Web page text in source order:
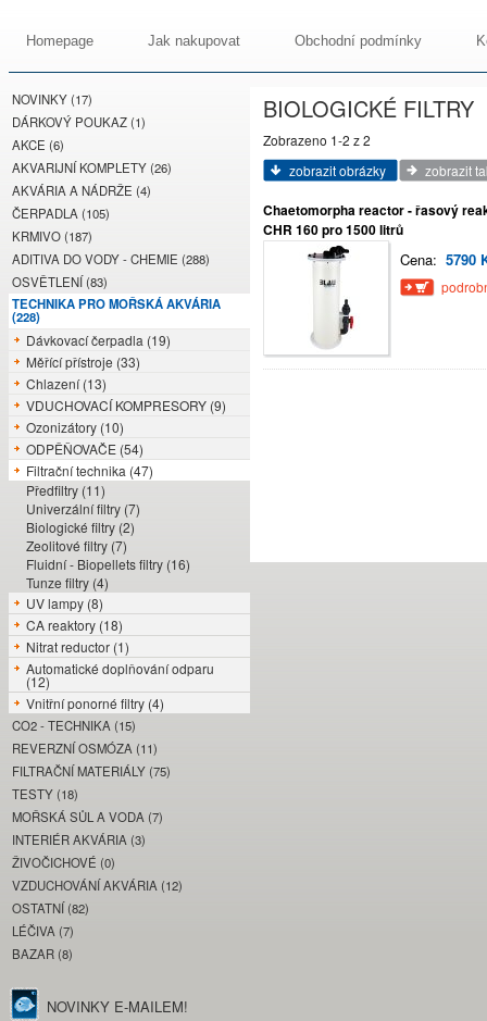
Homepage Jak nakupovat Obchodní podmínky
NOVINKY (17)
DÁRKOVÝ POUKAZ (1)
AKCE (6)
AKVARIJNÍ KOMPLETY (26)
AKVÁRIA A NÁDRŽE (4)
ČERPADLA (105)
KRMIVO (187)
ADITIVA DO VODY - CHEMIE (288)
OSVĚTLENÍ (83)
TECHNIKA PRO MOŘSKÁ AKVÁRIA
(228)
Dávkovací čerpadla (19)
Měřící přístroje (33)
Chlazení (13)
VDUCHOVACÍ KOMPRESORY (9)
Ozonizátory (10)
ODPĚŇOVAČE (54)
Filtrační technika (47)
Předfiltry (11)
Univerzální filtry (7)
Biologické filtry (2)
Zeolitové filtry (7)
Fluidní - Biopellets filtry (16)
Tunze filtry (4)
UV lampy (8)
CA reaktory (18)
Nitrat reductor (1)
Automatické doplňování odparu
(12)
Vnitřní ponorné filtry (4)
CO2 - TECHNIKA (15)
REVERZNÍ OSMÓZA (11)
FILTRAČNÍ MATERIÁLY (75)
TESTY (18)
MOŘSKÁ SŮL A VODA (7)
INTERIÉR AKVÁRIA (3)
ŽIVOČICHOVÉ (0)
VZDUCHOVÁNÍ AKVÁRIA (12)
OSTATNÍ (82)
LÉČIVA (7)
BAZAR (8)
NOVINKY E-MAILEM!
BIOLOGICKÉ FILTRY
Zobrazeno 1-2 z 2
zobrazit obrázky
zobrazit
Chaetomorpha reactor - řasový
CHR 160 pro 1500 litrů
Cena: 5790